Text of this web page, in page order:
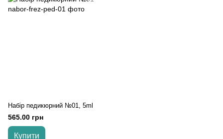
Набір педикюрний №01, 5ml
565.00 грн
Купити